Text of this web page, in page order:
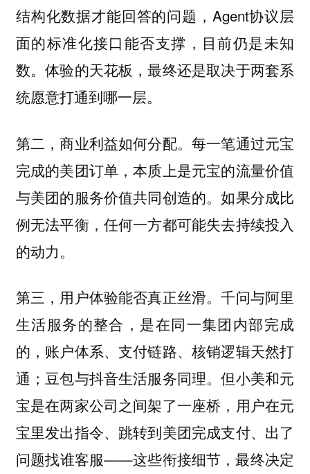
结构化数据才能回答的问题，Agent协议层
面的标准化接口能否支撑，目前仍是未知
数。体验的天花板，最终还是取决于两套系
统愿意打通到哪一层。
第二，商业利益如何分配。每一笔通过元宝
完成的美团订单，本质上是元宝的流量价值
与美团的服务价值共同创造的。如果分成比
例无法平衡，任何一方都可能失去持续投入
的动力。
第三，用户体验能否真正丝滑。千问与阿里
生活服务的整合，是在同一集团内部完成
的，账户体系、支付链路、核销逻辑天然打
通；豆包与抖音生活服务同理。但小美和元
宝是在两家公司之间架了一座桥，用户在元
宝里发出指令、跳转到美团完成支付、出了
问题找谁客服——这些衔接细节，最终决定